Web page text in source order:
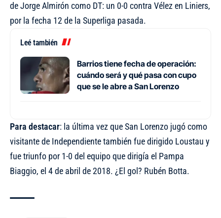
de Jorge Almirón como DT: un 0-0 contra Vélez en Liniers,
por la fecha 12 de la Superliga pasada.
Leé también
Barrios tiene fecha de operación:
cuándo será y qué pasa con cupo
que se le abre a San Lorenzo
Para destacar: la última vez que San Lorenzo jugó como
visitante de Independiente también fue dirigido Loustau y
fue triunfo por 1-0 del equipo que dirigía el Pampa
Biaggio, el 4 de abril de 2018. ¿El gol? Rubén Botta.